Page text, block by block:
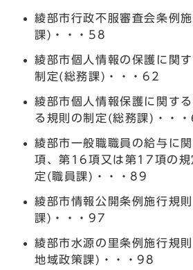
綾部市行政不服審査会条例
課)・・・58
綾部市個人情報の保護に関
制定(総務課)・・・62
綾部市個人情報保護に関す
る規則の制定(総務課)・・
綾部市一般職職員の給与に
項、第16項又は第17項の規
定(職員課)・・・89
綾部市情報公開条例施行規
課)・・・97
綾部市水源の里条例施行規
地域政策課)・・・98